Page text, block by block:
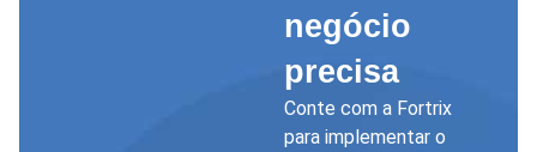
negócio
precisa
Conte com a Fortrix
para implementar o